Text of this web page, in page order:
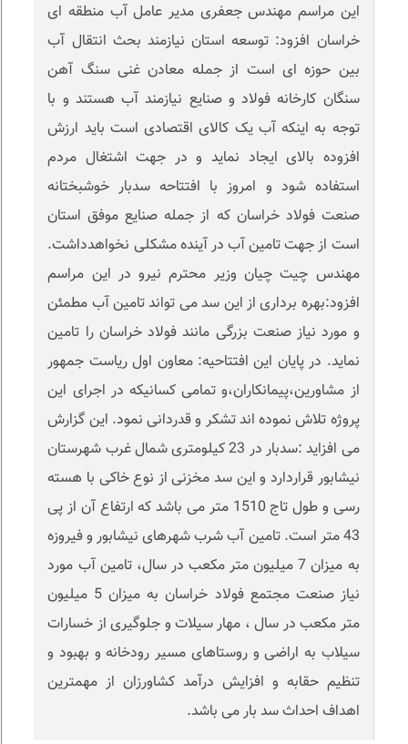
این مراسم مهندس جعفری مدیر عامل آب منطقه ای
خراسان افزود: توسعه استان نیازمند بحث انتقال آب
بین حوزه ای است از جمله معادن غنی سنگ آهن
سنگان کارخانه فولاد و صنایع نیازمند آب هستند و با
توجه به اینکه آب یک کالای اقتصادی است باید ارزش
افزوده بالای ایجاد نماید و در جهت اشتغال مردم
استفاده شود و امروز با افتتاحه سدبار خوشبختانه
صنعت فولاد خراسان که از جمله صنایع موفق استان
است از جهت تامین آب در آینده مشکلی نخواهدداشت.
مهندس چیت چیان وزیر محترم نیرو در این مراسم
افزود:بهره برداری از این سد می تواند تامین آب مطمئن
و مورد نیاز صنعت بزرگی مانند فولاد خراسان را تامین
نماید. در پایان این افتتاحیه: معاون اول ریاست جمهور
از مشاورین،پیمانکاران،و تمامی کسانیکه در اجرای این
پروژه تلاش نموده اند تشکر و قدردانی نمود. این گزارش
می افزاید :سدبار در 23 کیلومتری شمال غرب شهرستان
نیشابور قراردارد و این سد مخزنی از نوع خاکی با هسته
رسی و طول تاج 1510 متر می باشد که ارتفاع آن از پی
43 متر است. تامین آب شرب شهرهای نیشابور و فیروزه
به میزان 7 میلیون متر مکعب در سال، تامین آب مورد
نیاز صنعت مجتمع فولاد خراسان به میزان 5 میلیون
متر مکعب در سال ، مهار سیلات و جلوگیری از خسارات
سیلاب به اراضی و روستاهای مسیر رودخانه و بهبود و
تنظیم حقابه و افزایش درآمد کشاورزان از مهمترین
اهداف احداث سد بار می باشد.